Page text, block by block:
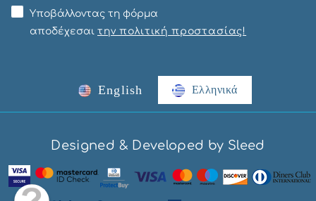
Υποβάλλοντας τη φόρμα
αποδέχεσαι την πολιτική προστασίας!
English Ελληνικά
Designed & Developed by Sleed